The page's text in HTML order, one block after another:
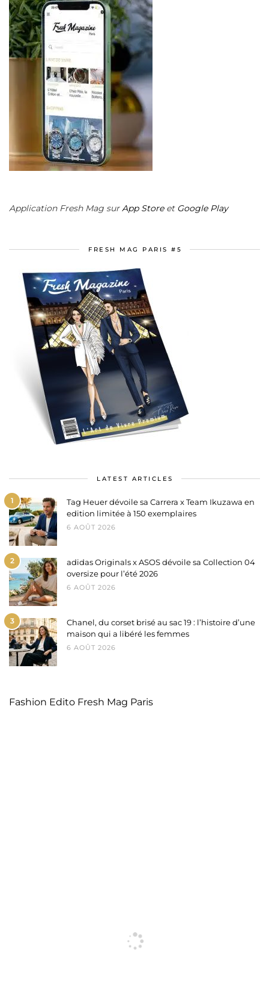
Application Fresh Mag surApp Storeet Google Play
FRESH MAG PARIS #5
LATEST ARTICLES
1
Tag Heuer dévoile sa Carrera x Team Ikuzawa en
edition limitée à 150 exemplaires
6 AOÛT 2026
2
adidas Originals x ASOS dévoile sa Collection 04
oversize pour l’été 2026
6 AOÛT 2026
3
Chanel, du corset brisé au sac 19 : l’histoire d’une
maison qui a libéré les femmes
6 AOÛT 2026
Fashion Edito Fresh Mag Paris